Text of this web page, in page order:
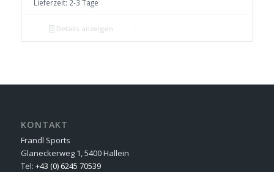
Lieferzeit: 2-3 Tage
Details anzeigen
KONTAKT
Frandl Sports
Glaneckerweg 1, 5400 Hallein
Tel: +43 (0) 6245 70539